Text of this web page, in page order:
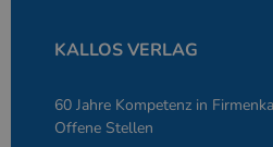
KALLOS VERLAG
60 Jahre Kompetenz in
Offene Stellen